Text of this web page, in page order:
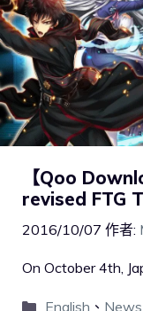
【Qoo
revised FTG
2016/10/07 作者:
On October 4th,
English 、 News